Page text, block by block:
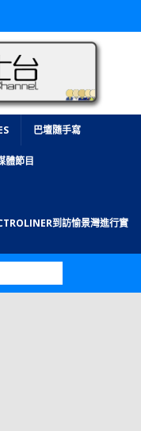
巴壇隨手寫
體節目
到訪愉景灣進行實